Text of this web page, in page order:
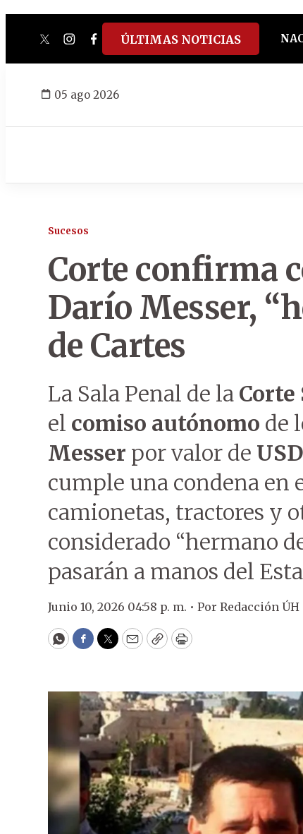
twitterinstagram
facebook
tiktokyoutube
spotify
ÚLTIMAS NOTICIAS
05 ago 2026
Sucesos
Corte confirma
Darío Messer,
de Cartes
La Sala Penal de la Corte
el comiso autónomo de
Messer por valor de
cumple una condena en
camionetas, tractores y
considerado “hermano
pasarán a manos del
Junio 10, 2026 04:58 p. m. • Por Redacción ÚH
WhatsApp
Facebook
Twitter
EmailCopyPrint